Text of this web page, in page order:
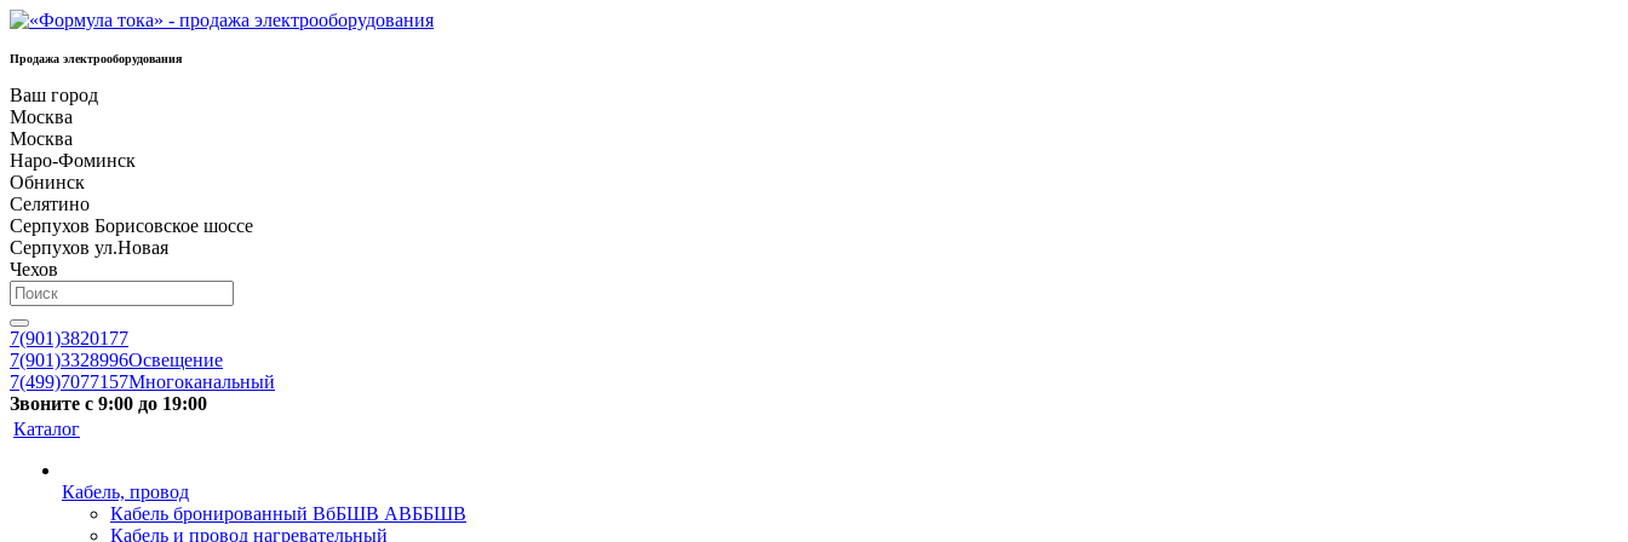
Продажа электрооборудования
Ваш город
Москва
Москва
Наро-Фоминск
Обнинск
Селятино
Серпухов Борисовское шоссе
Серпухов ул.Новая
Чехов
7(901)3820177
7(901)3328996Освещение
7(499)7077157Многоканальный
Звоните с 9:00 до 19:00
Каталог
Кабель, провод
Кабель бронированный ВбБШВ АВББШВ
Кабель и провод нагревательный